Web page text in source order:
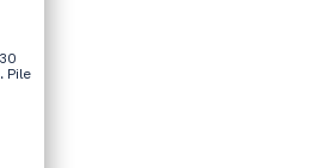
Pile